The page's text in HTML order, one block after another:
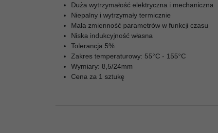
Duża wytrzymałość elektryczna i mechaniczna
Niepalny i wytrzymały termicznie
Mała zmienność parametrów w funkcji czasu
Niska indukcyjność własna
Tolerancja 5%
Zakres temperaturowy: 55°C - 155°C
Wymiary: 8,5/24mm
Cena za 1 sztukę